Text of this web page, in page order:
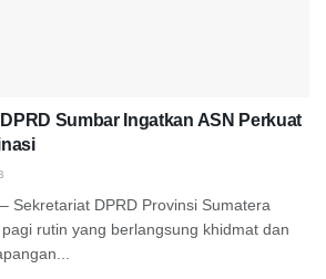
Sumbar Ingatkan ASN Perkuat
Sekretariat DPRD Provinsi Sumatera
rutin yang berlangsung khidmat dan